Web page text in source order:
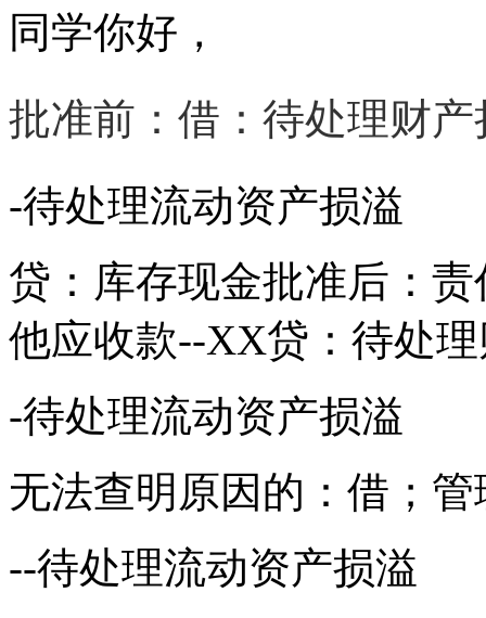
同学你好，
批准前：借：待处理财产
-待处理流动资产损溢
贷：库存现金批准后：
他应收款--XX贷：待处
-待处理流动资产损溢
无法查明原因的：借；
--待处理流动资产损溢